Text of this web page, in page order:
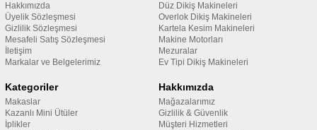
Hakkımızda
Üyelik Sözleşmesi
Gizlilik Sözleşmesi
Mesafeli Satış Sözleşmesi
İletişim
Markalar ve Belgelerimiz
Düz Dikiş Makineleri
Overlok Dikiş Makineleri
Kartela Kesim Makineleri
Makine Motorları
Mezuralar
Ev Tipi Dikiş Makineleri
Kategoriler
Makaslar
Kazanlı Mini Ütüler
İplikler
Hakkımızda
Mağazalarımız
Gizlilik & Güvenlik
Müşteri Hizmetleri